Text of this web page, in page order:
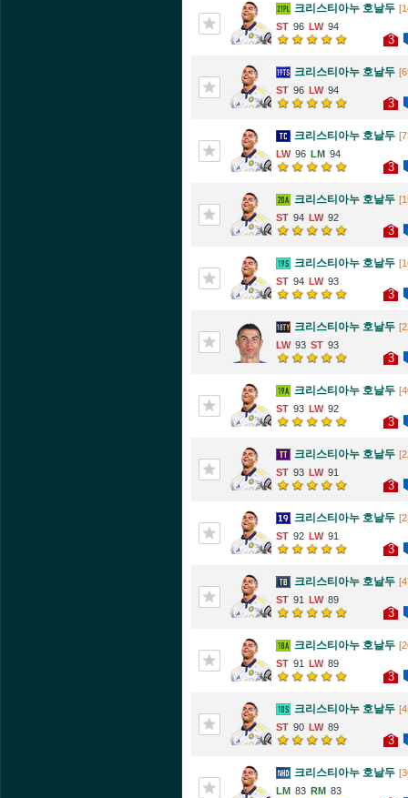
크리스티아누 호날두
96
94
3
크리스티아누 호날두
96
94
3
크리스티아누 호날두
96
94
3
크리스티아누 호날두
94
92
3
크리스티아누 호날두
94
93
3
크리스티아누 호날두
93
93
3
크리스티아누 호날두
93
92
3
크리스티아누 호날두
93
91
3
크리스티아누 호날두
92
91
3
크리스티아누 호날두
91
89
3
크리스티아누 호날두
91
89
3
크리스티아누 호날두
90
89
3
크리스티아누 호날두
83
83